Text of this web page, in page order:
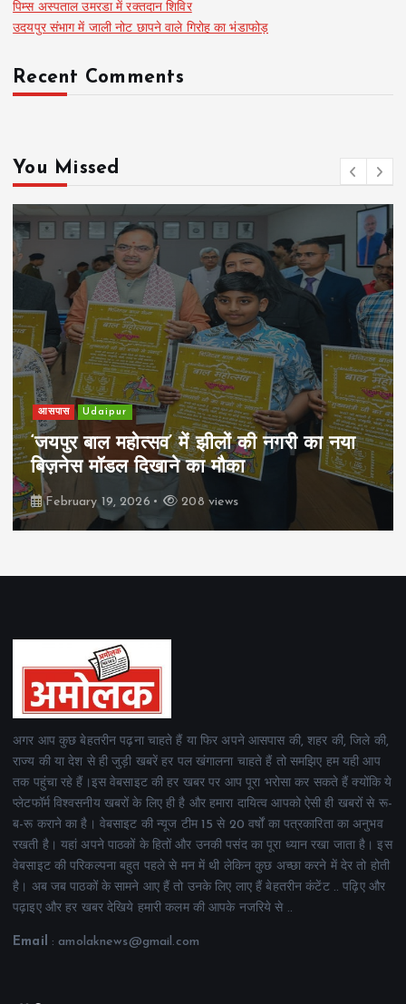
पिम्स अस्पताल उमरडा में रक्तदान शिविर
उदयपुर संभाग में जाली नोट छापने वाले गिरोह का भंडाफोड़
Recent Comments
You Missed
खेल Udaipur
पिम्स मेवाड़ कप 2026: क्रॉसवर्ड व आदित्यम
रियल स्टेट्स ने मुकाबले जीते
February 19, 2026 160 views
अगर आप कुछ बेहतरीन पढ़ना चाहते हैं या फिर अपने आसपास की, शहर की, जिले की,
राज्य की या देश से ही जुड़ी खबरें हर पल खंगालना चाहते हैं तो समझिए हम यही आप
तक पहुंचा रहे हैं।इस वेबसाइट की हर खबर पर आप पूरा भरोसा कर सकते हैं क्योंकि ये
प्लेटफॉर्म विश्वसनीय खबरों के लिए ही है और हमारा दायित्व आपको ऐसी ही खबरों से रू-
ब-रू कराने का है। वेबसाइट की न्यूज टीम 15 से 20 वर्षों का पत्रकारिता का अनुभव
रखती है। यहां अपने पाठकों के हितों और उनकी पसंद का पूरा ध्यान रखा जाता है। इस
वेबसाइट की परिकल्पना बहुत पहले से मन में थी लेकिन कुछ अच्छा करने में देर तो होती
है। अब जब पाठकों के सामने आए हैं तो उनके लिए लाए हैं बेहतरीन कंटेंट .. पढ़िए और
पढ़ाइए और हर खबर देखिये हमारी कलम की आपके नजरिये से ..
Email : amolaknews@gmail.com